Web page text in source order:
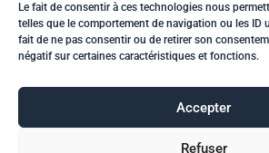
Le fait de consentir à ces technologies nous
telles que le comportement de navigation ou les ID
fait de ne pas consentir ou de retirer son
négatif sur certaines caractéristiques et fonctions.
Accepter
Refuser